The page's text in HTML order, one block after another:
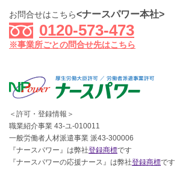
お問合せはこちら<ナースパワー本社>
0120-573-473
※事業所ごとの問合せ先はこちら
＜許可・登録情報＞
職業紹介事業 43-ユ-010011
一般労働者人材派遣事業 派43-300006
『ナースパワー』は弊社登録商標です
『ナースパワーの応援ナース』は弊社登録商標です